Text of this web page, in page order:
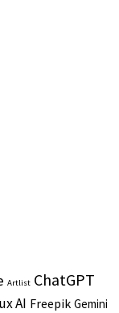
Artlist ChatGPT
AI Freepik Gemini